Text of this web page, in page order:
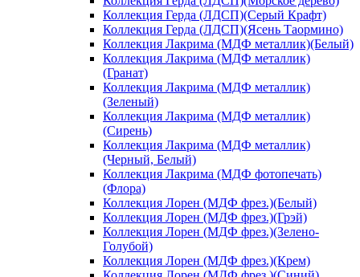
Коллекция Герда (ЛДСП)(Серый Крафт)
Коллекция Герда (ЛДСП)(Ясень Таормино)
Коллекция Лакрима (МДФ металлик)(Белый)
Коллекция Лакрима (МДФ металлик)
(Гранат)
Коллекция Лакрима (МДФ металлик)
(Зеленый)
Коллекция Лакрима (МДФ металлик)
(Сирень)
Коллекция Лакрима (МДФ металлик)
(Черный, Белый)
Коллекция Лакрима (МДФ фотопечать)
(Флора)
Коллекция Лорен (МДФ фрез.)(Белый)
Коллекция Лорен (МДФ фрез.)(Грэй)
Коллекция Лорен (МДФ фрез.)(Зелено-
Голубой)
Коллекция Лорен (МДФ фрез.)(Крем)